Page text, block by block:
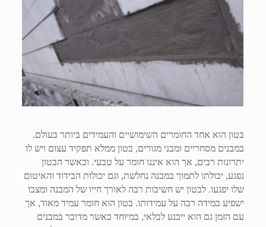
בטון הוא אחד החומרים השימושיים והעמידים ביותר בעולם.
במבנים מסחריים ומבני מגורים, בטון ממלא תפקיד עצום ויש לו
יתרונות רבים, אך הוא איננו חומר על טבעי. וכאשר הבטון
נפגע, יכולתו לתמוך במבנה נחלשת, וגם יכולות הבידוד והאיטום
שלו יפגעו. לבטון יש חשיבות רבה לאורך חייו של המבנה ומצבו
ישפיע במידה רבה על עמידותו. בטון הוא חומר עמיד מאוד, אך
עם הזמן גם הוא ייכנע לבלאי, במיוחד כאשר מדובר במבנים